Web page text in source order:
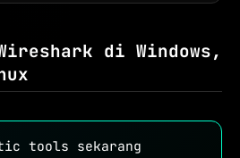
di Windows,
tools sekarang